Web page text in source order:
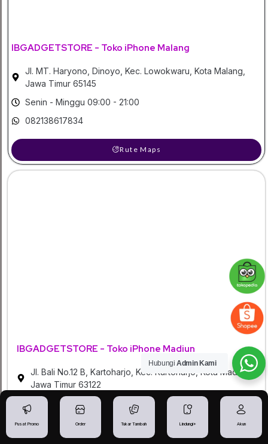
IBGADGETSTORE - Toko iPhone Malang
Jl. MT. Haryono, Dinoyo, Kec. Lowokwaru, Kota Malang,
Jawa Timur 65145
Senin - Minggu 09:00 - 21:00
082138617834
Rute Maps
IBGADGETSTORE - Toko iPhone Madiun
Jl. Bali No.12 B, Kartoharjo, Kec. Kartoharjo, Kota Madiun,
Jawa Timur 63122
Senin - Minggu 09:00 - 21:00
082337081823
Pusat Promo Order Tukar Tambah Lindungi+ Akun
Hubungi Admin Kami